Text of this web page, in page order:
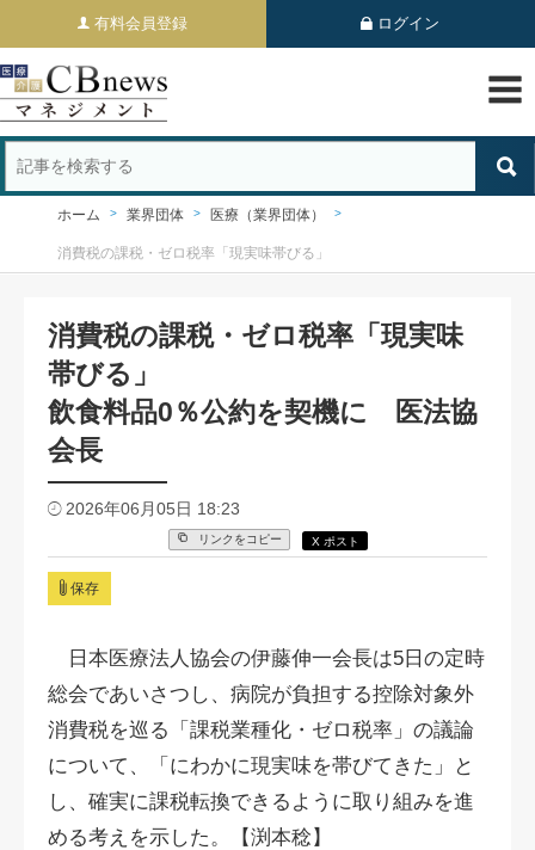
有料会員登録 ログイン
ホーム 業界団体 医療（業界団体）
消費税の課税・ゼロ税率「現実味帯びる」
消費税の課税・ゼロ税率「現実味
帯びる」
飲食料品0％公約を契機に 医法協
会長
2026年06月05日 18:23
リンクをコピー X ポスト
保存
日本医療法人協会の伊藤伸一会長は5日の定時
総会であいさつし、病院が負担する控除対象外
消費税を巡る「課税業種化・ゼロ税率」の議論
について、「にわかに現実味を帯びてきた」と
し、確実に課税転換できるように取り組みを進
める考えを示した。【渕本稔】